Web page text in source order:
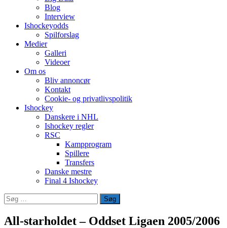
Blog
Interview
Ishockeyodds
Spilforslag
Medier
Galleri
Videoer
Om os
Bliv annoncør
Kontakt
Cookie- og privatlivspolitik
Ishockey
Danskere i NHL
Ishockey regler
RSC
Kampprogram
Spillere
Transfers
Danske mestre
Final 4 Ishockey
Søg
efter:
All-starholdet – Oddset Ligaen 2005/2006